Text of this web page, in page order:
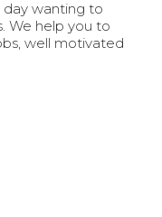
wanting to
We help you to
well motivated